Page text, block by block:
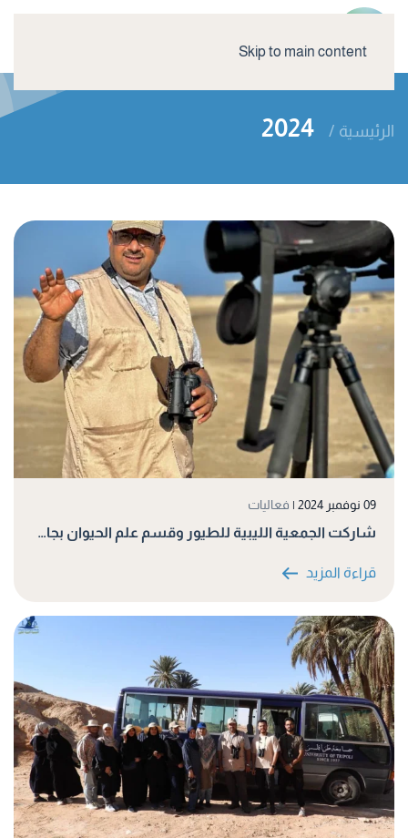
Skip to main content
الرئيسية 2024
09 نوفمبر 2024 | فعاليات
شاركت الجمعية الليبية للطيور وقسم علم الحيوان بجا…
قراءة المزيد